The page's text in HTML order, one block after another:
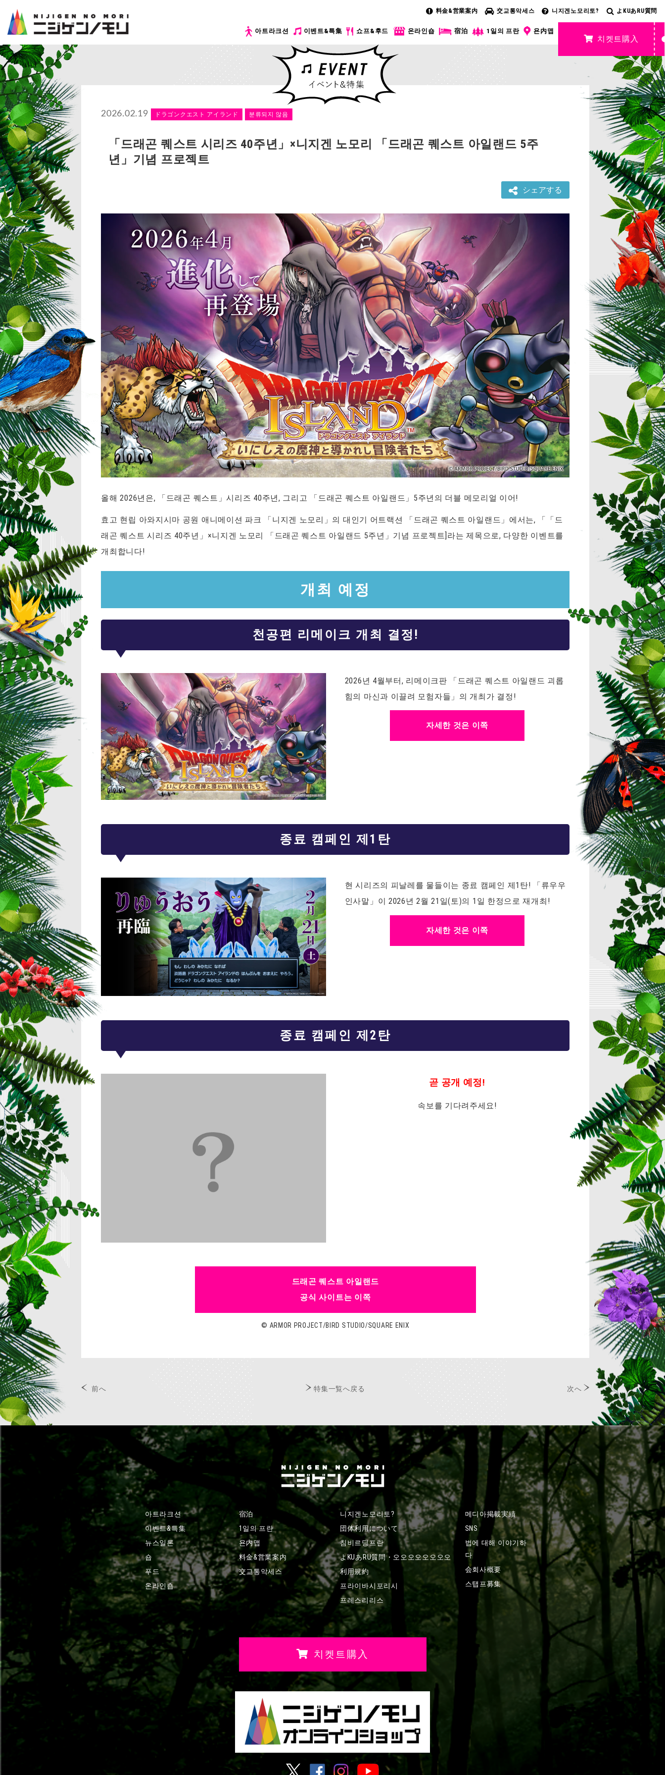
料金&営業案内 交교통악세스 니지겐노모리토? よKUあRU質問
아트라크션 이벤트&특集 쇼프&후드 온라인숍 宿泊 1일의 프란 욘内맵
치켓트購入
2026.02.19 ドラゴンクエスト アイランド 분류되지 않음
「드래곤 퀘스트 시리즈 40주년」×니지겐 노모리 「드래곤 퀘스트 아일랜드 5주
년」기념 프로젝트
シェアする
올해 2026년은, 「드래곤 퀘스트」시리즈 40주년, 그리고 「드래곤 퀘스트 아일랜드」5주년의 더블 메모리얼 이어!
효고 현립 아와지시마 공원 애니메이션 파크 「니지겐 노모리」의 대인기 어트랙션 「드래곤 퀘스트 아일랜드」에서는, 「「드
래곤 퀘스트 시리즈 40주년」×니지겐 노모리 「드래곤 퀘스트 아일랜드 5주년」기념 프로젝트]라는 제목으로, 다양한 이벤트를
개최합니다!
개최 예정
천공편 리메이크 개최 결정!
2026년 4월부터, 리메이크판 「드래곤 퀘스트 아일랜드 괴롭
힘의 마신과 이끌려 모험자들」의 개최가 결정!
자세한 것은 이쪽
종료 캠페인 제1탄
현 시리즈의 피날레를 물들이는 종료 캠페인 제1탄! 「류우우
인사말」이 2026년 2월 21일(토)의 1일 한정으로 재개최!
자세한 것은 이쪽
종료 캠페인 제2탄
곧 공개 예정!
속보를 기다려주세요!
드래곤 퀘스트 아일랜드
공식 사이트는 이쪽
© ARMOR PROJECT/BIRD STUDIO/SQUARE ENIX
前へ 特集一覧へ戻る 次へ
아트라크션
이벤트&특集
뉴스일론
숍
푸드
온라인숍
宿泊
1일의 프란
욘内맵
料金&営業案内
交교통악세스
니지겐노모리토?
団体利用について
침비르딩프란
よKUあRU質問・ 오오오오오오오오
利用規約
프라이바시포리시
프레스리리스
메디아掲載実績
SNS
법에 대해 이야기하
다
会회사概要
스탭프募集
치켓트購入